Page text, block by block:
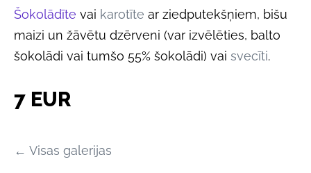
Šokolādīte vai karotīte ar ziedputekšņiem, bišu
maizi un žāvētu dzērveni (var izvēlēties, balto
šokolādi vai tumšo 55% šokolādi) vai svecīti.
7 EUR
Visas galerijas